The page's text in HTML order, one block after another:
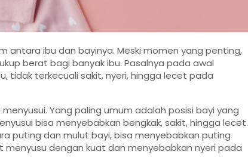
antara ibu dan bayinya. Meski momen yang penting,
berat bagi banyak ibu. Pasalnya pada awal
tidak terkecuali sakit, nyeri, hingga lecet pada
Yang paling umum adalah posisi bayi yang
bisa menyebabkan bengkak, sakit, hingga lecet.
puting dan mulut bayi, bisa menyebabkan puting
dengan kuat dan menyebabkan nyeri pada